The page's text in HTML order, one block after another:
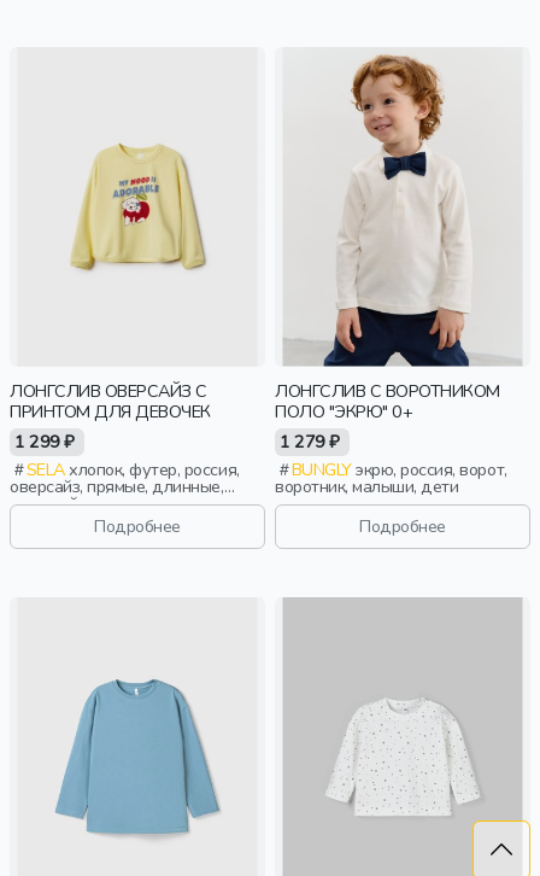
ЛОНГСЛИВ ОВЕРСАЙЗ С
ПРИНТОМ ДЛЯ ДЕВОЧЕК
1 299 ₽
SELAхлопок, футер, россия,
оверсайз, прямые, длинные,
длинный рукав, принт, вырез,
круглый вырез, девочки, дети
Подробнее
ЛОНГСЛИВ С ВОРОТНИКОМ
ПОЛО "ЭКРЮ" 0+
1 279 ₽
BUNGLYэкрю, россия, ворот,
воротник, малыши, дети
Подробнее